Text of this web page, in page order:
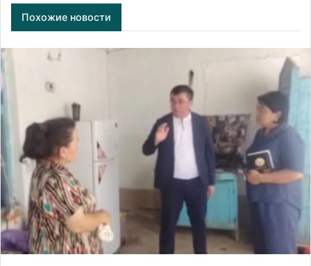
Похожие новости